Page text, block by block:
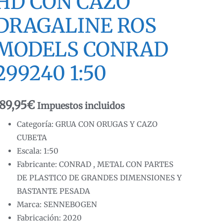
ROS
CONRAD
1:50
€ Impuestos incluidos
Categoría: GRUA CON ORUGAS Y CAZO
CUBETA
Escala: 1:50
Fabricante: CONRAD , METAL CON PARTES
DE PLASTICO DE GRANDES DIMENSIONES Y
BASTANTE PESADA
Marca: SENNEBOGEN
Fabricación: 2020